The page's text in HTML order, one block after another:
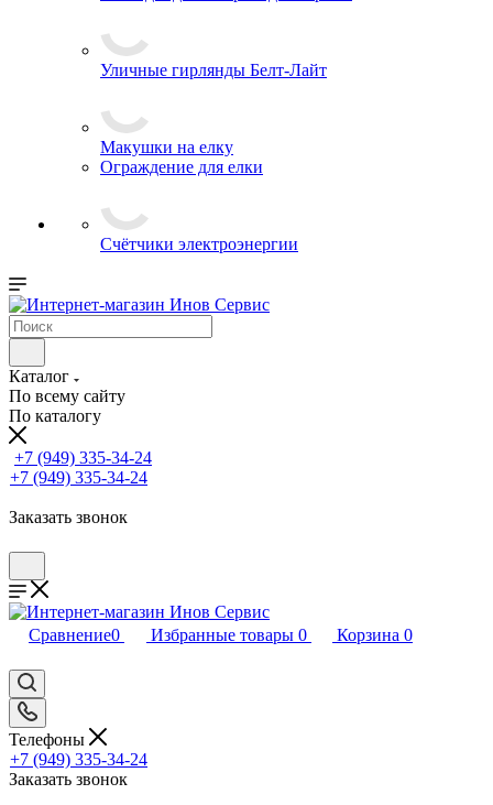
Уличные гирлянды Белт-Лайт
Макушки на елку
Ограждение для елки
Счётчики электроэнергии
Каталог
По всему сайту
По каталогу
+7 (949) 335-34-24
+7 (949) 335-34-24
Заказать звонок
Сравнение0 Избранные товары 0 Корзина 0
Телефоны
+7 (949) 335-34-24
Заказать звонок